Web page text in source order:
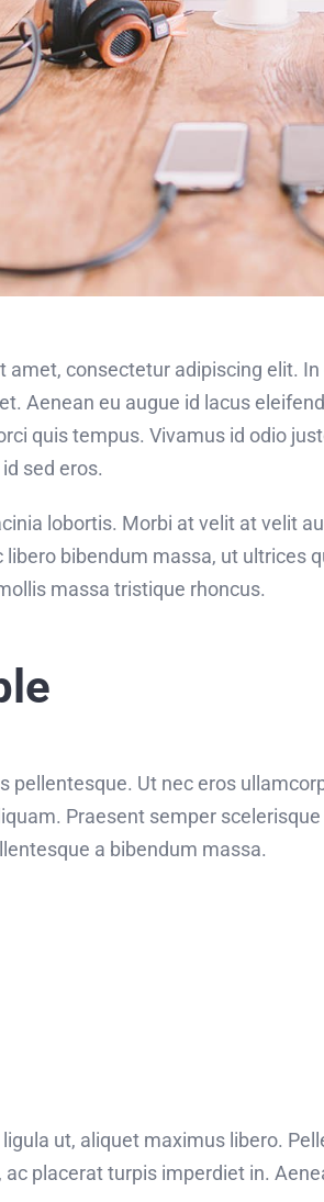
amet, consectetur adipiscing elit.
Aenean eu augue id lacus
quis tempus. Vivamus id odio
sed eros.
lobortis. Morbi at velit at velit
bibendum massa, ut ultrices
massa tristique rhoncus.
pellentesque. Ut nec eros
Praesent semper
a bibendum massa.
ut, aliquet maximus libero.
placerat turpis imperdiet in.